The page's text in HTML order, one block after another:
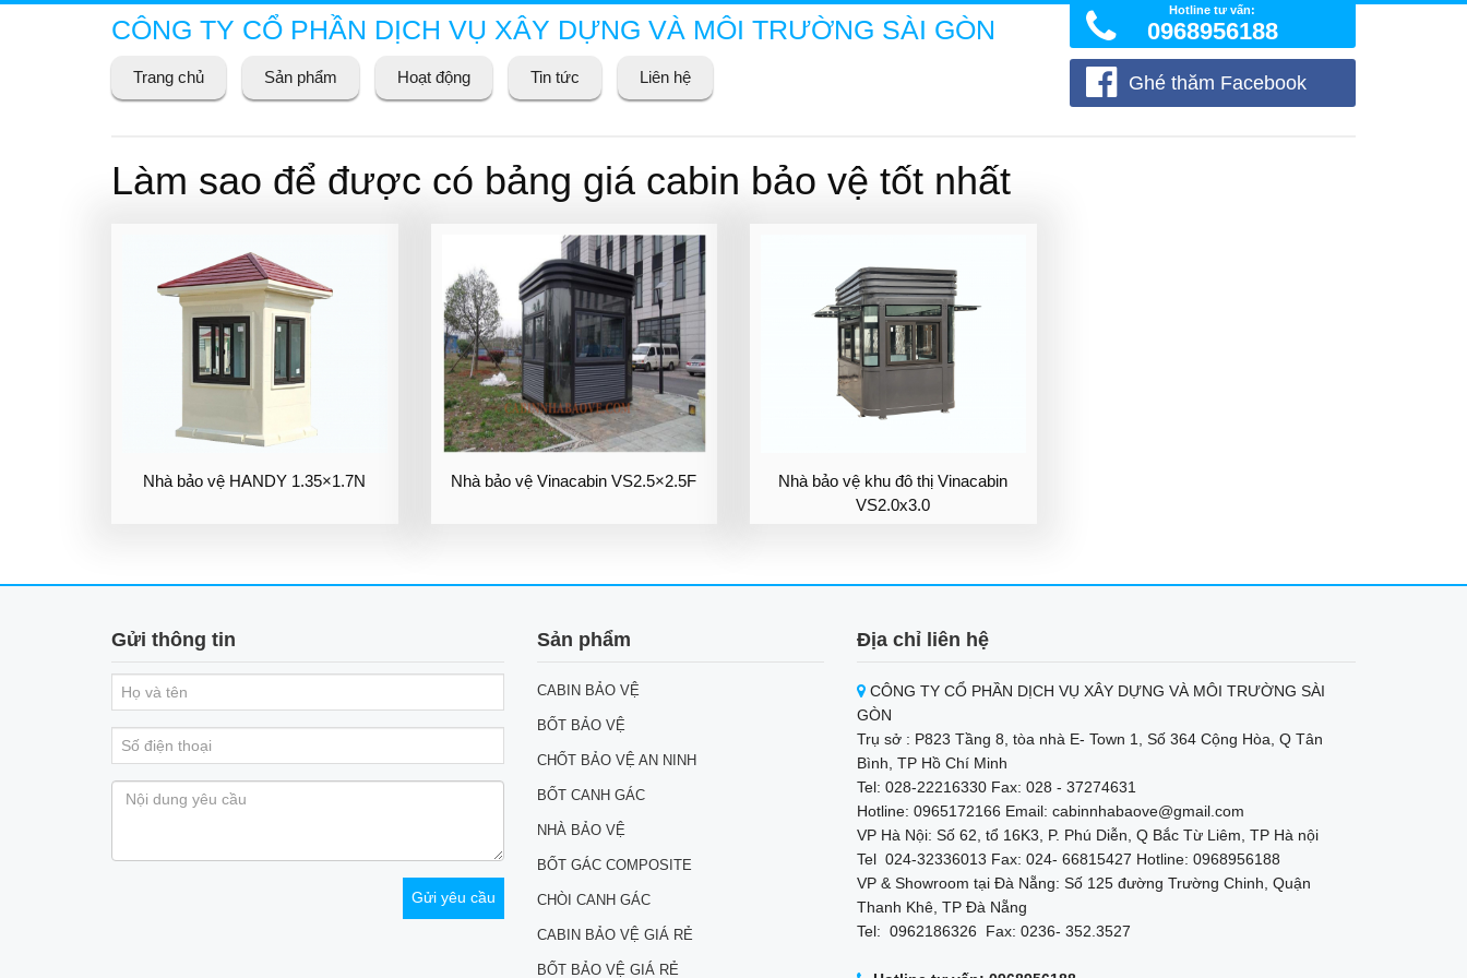
CÔNG TY CỔ PHẦN DỊCH VỤ XÂY DỰNG VÀ MÔI TRƯỜNG SÀI GÒN
Trang chủ Sản phẩm Hoạt động Tin tức Liên hệ
Hotline tư vấn:
0968956188
Ghé thăm Facebook
Làm sao để được có bảng giá cabin bảo vệ tốt nhất
Nhà bảo vệ HANDY 1.35×1.7N Nhà bảo vệ Vinacabin VS2.5×2.5F
Nhà bảo vệ khu đô thị Vinacabin
VS2.0x3.0
Gửi thông tin Sản phẩm
CABIN BẢO VỆ
BỐT BẢO VỆ
CHỐT BẢO VỆ AN NINH
BỐT CANH GÁC
NHÀ BẢO VỆ
BỐT GÁC COMPOSITE
CHÒI CANH GÁC
CABIN BẢO VỆ GIÁ RẺ
BỐT BẢO VỆ GIÁ RẺ
Địa chỉ liên hệ
CÔNG TY CỔ PHẦN DỊCH VỤ XÂY DỰNG VÀ MÔI TRƯỜNG SÀI
GÒN
Trụ sở : P823 Tầng 8, tòa nhà E- Town 1, Số 364 Cộng Hòa, Q Tân
Bình, TP Hồ Chí Minh
Tel: 028-22216330 Fax: 028 - 37274631
Hotline: 0965172166 Email: cabinnhabaove@gmail.com
VP Hà Nội: Số 62, tổ 16K3, P. Phú Diễn, Q Bắc Từ Liêm, TP Hà nội
Tel 024-32336013 Fax: 024- 66815427 Hotline: 0968956188
VP & Showroom tại Đà Nẵng: Số 125 đường Trường Chinh, Quận
Thanh Khê, TP Đà Nẵng
Tel: 0962186326 Fax: 0236- 352.3527